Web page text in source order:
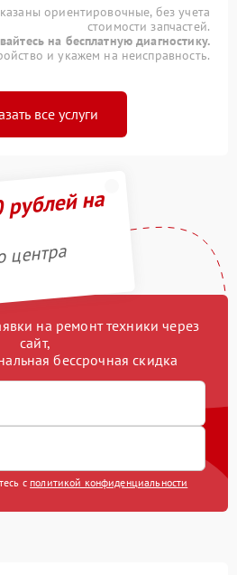
ориентировочные, без учета
стоимости запчастей.
на бесплатную диагностику.
и укажем на неисправность.
все услуги
на
центра
на ремонт техники через
сайт,
бессрочная скидка
с политикой конфиденциальности